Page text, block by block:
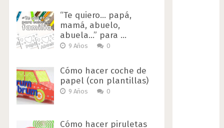
“Te quiero… papá,
mamá, abuelo,
abuela…” para …
9 Años 0
Cómo hacer coche de
papel (con plantillas)
9 Años 0
Cómo hacer piruletas